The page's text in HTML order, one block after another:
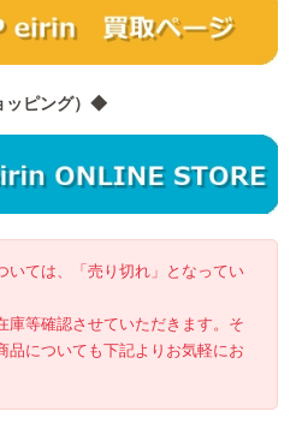
ッピング）◆
いては、「売り切れ」となってい
庫等確認させていただきます。そ
品についても下記よりお気軽にお